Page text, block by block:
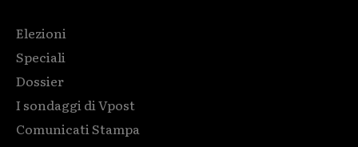
Elezioni
Speciali
Dossier
I sondaggi di Vpost
Comunicati Stampa